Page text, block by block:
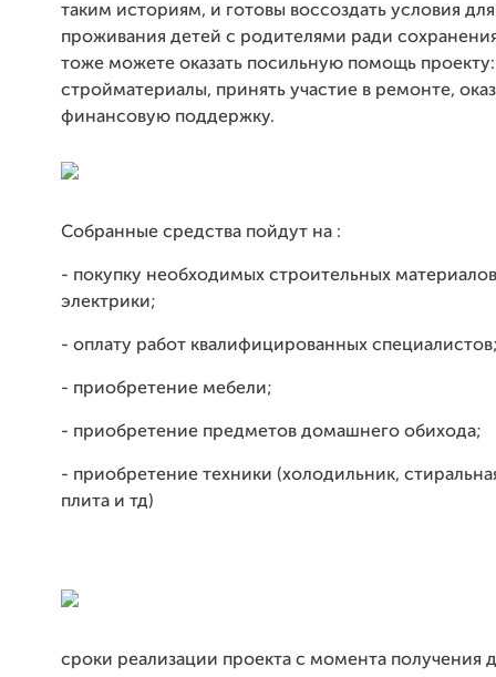
таким историям, и готовы воссоздать условия
проживания детей с родителями ради
тоже можете оказать посильную помощь проекту:
стройматериалы, принять участие в ремонте,
финансовую поддержку.
Собранные средства пойдут на :
- покупку необходимых строительных
электрики;
- оплату работ квалифицированных
- приобретение мебели;
- приобретение предметов домашнего обихода;
- приобретение техники (холодильник,
плита и тд)
сроки реализации проекта с момента получения